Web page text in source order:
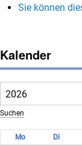
Sie können
Kalender
Mo Di